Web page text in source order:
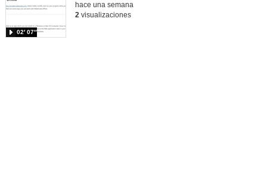
02′ 07″
hace una semana
2 visualizaciones